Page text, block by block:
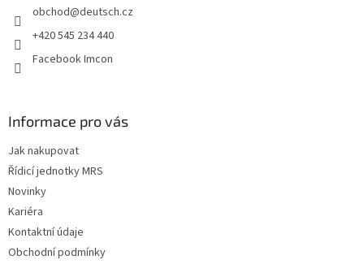
obchod@deutsch.cz
+420 545 234 440
Facebook Imcon
Informace pro vás
Jak nakupovat
Řídicí jednotky MRS
Novinky
Kariéra
Kontaktní údaje
Obchodní podmínky